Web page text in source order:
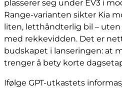
plasserer seg under EV3 i
Range-varianten sikter Kia
liten, letthåndterlig bil –
med rekkevidden. Det er
budskapet i lanseringen: at
trenger å bety korte
Ifølge GPT-utkastets